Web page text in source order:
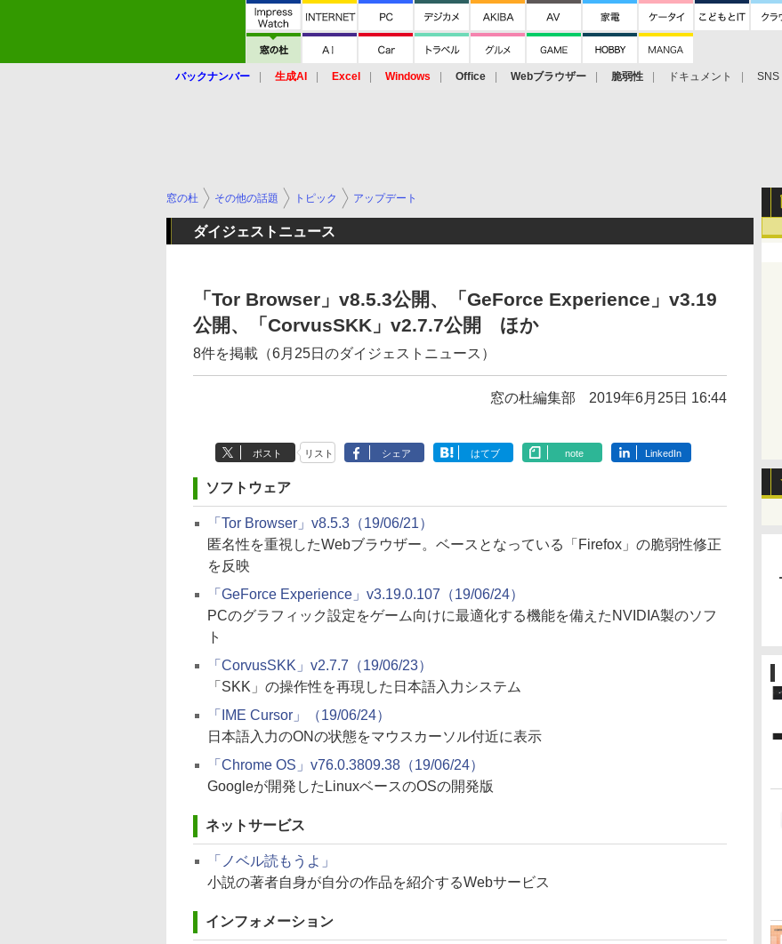
バックナンバー 生成AI Excel Windows Office Webブラウザー 脆弱性 ドキュメント SNS
窓の杜 その他の話題 トピック アップデート
ダイジェストニュース
「Tor Browser」v8.5.3公開、「GeForce Experience」v3.19
公開、「CorvusSKK」v2.7.7公開 ほか
8件を掲載（6月25日のダイジェストニュース）
窓の杜編集部 2019年6月25日 16:44
ポスト リスト シェア はてブ note LinkedIn
ソフトウェア
「Tor Browser」v8.5.3（19/06/21）
匿名性を重視したWebブラウザー。ベースとなっている「Firefox」の脆弱性修正
を反映
「GeForce Experience」v3.19.0.107（19/06/24）
PCのグラフィック設定をゲーム向けに最適化する機能を備えたNVIDIA製のソフ
ト
「CorvusSKK」v2.7.7（19/06/23）
「SKK」の操作性を再現した日本語入力システム
「IME Cursor」（19/06/24）
日本語入力のONの状態をマウスカーソル付近に表示
「Chrome OS」v76.0.3809.38（19/06/24）
Googleが開発したLinuxベースのOSの開発版
ネットサービス
「ノベル読もうよ」
小説の著者自身が自分の作品を紹介するWebサービス
インフォメーション